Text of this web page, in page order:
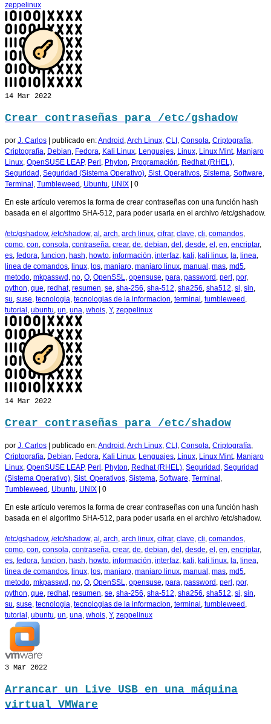
zeppelinux
14 Mar 2022
Crear contraseñas para /etc/gshadow
por J. Carlos publicado en:Android ,Arch Linux, CLI , Consola, Criptografía,
Criptografía, Debian, Fedora, Kali Linux, Lenguajes, Linux, Linux Mint, Manjaro
Linux, OpenSUSE LEAP, Perl , Phyton, Programación, Redhat (RHEL),
Seguridad , Seguridad (Sistema Operativo), Sist. Operativos, Sistema, Software,
Terminal , Tumbleweed , Ubuntu, UNIX 0
En este artículo veremos la forma de crear contraseñas con una función hash
basada en el algoritmo SHA-512, para poder usarla en el archivo /etc/gshadow.
/etc/gshadow, /etc/shadow, al , arch, arch linux, cifrar, clave, cli, comandos,
como, con, consola, contraseña, crear, de, debian, del , desde, el , en, encriptar,
es, fedora, funcion, hash, howto, información, interfaz, kali, kali linux, la, linea,
linea de comandos, linux, los, manjaro, manjaro linux, manual , mas, md5,
metodo, mkpasswd , no, O, OpenSSL, opensuse, para, password , perl , por,
python, que, redhat, resumen, se, sha-256, sha-512, sha256, sha512, si, sin,
su, suse, tecnologia, tecnologias de la informacion, terminal , tumbleweed ,
tutorial , ubuntu, un, una, whois, Y, zeppelinux
14 Mar 2022
Crear contraseñas para /etc/shadow
por J. Carlos publicado en:Android ,Arch Linux, CLI , Consola, Criptografía,
Criptografía, Debian, Fedora, Kali Linux, Lenguajes, Linux, Linux Mint, Manjaro
Linux, OpenSUSE LEAP, Perl , Phyton, Redhat (RHEL), Seguridad , Seguridad
(Sistema Operativo), Sist. Operativos, Sistema, Software, Terminal ,
Tumbleweed , Ubuntu, UNIX 0
En este artículo veremos la forma de crear contraseñas con una función hash
basada en el algoritmo SHA-512, para poder usarla en el archivo /etc/shadow.
/etc/gshadow, /etc/shadow, al , arch, arch linux, cifrar, clave, cli, comandos,
como, con, consola, contraseña, crear, de, debian, del , desde, el , en, encriptar,
es, fedora, funcion, hash, howto, información, interfaz, kali, kali linux, la, linea,
linea de comandos, linux, los, manjaro, manjaro linux, manual , mas, md5,
metodo, mkpasswd , no, O, OpenSSL, opensuse, para, password , perl , por,
python, que, redhat, resumen, se, sha-256, sha-512, sha256, sha512, si, sin,
su, suse, tecnologia, tecnologias de la informacion, terminal , tumbleweed ,
tutorial , ubuntu, un, una, whois, Y, zeppelinux
3 Mar 2022
Arrancar un Live USB en una máquina
virtual VMWare